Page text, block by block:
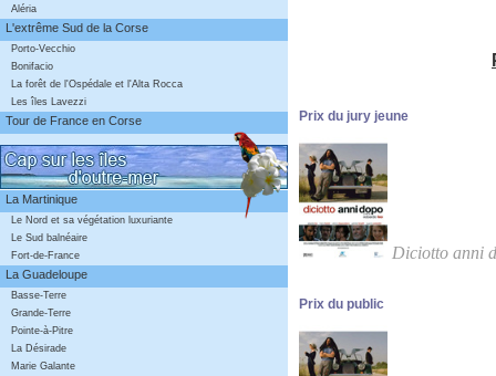
Aléria
L'extrême Sud de la Corse
Porto-Vecchio
Bonifacio
La forêt de l'Ospédale et l'Alta Rocca
Les îles Lavezzi
Tour de France en Corse
La Martinique
Le Nord et sa végétation luxuriante
Le Sud balnéaire
Fort-de-France
La Guadeloupe
Basse-Terre
Grande-Terre
Pointe-à-Pitre
La Désirade
Marie Galante
Prix du jury jeune
Diciotto anni
Prix du public